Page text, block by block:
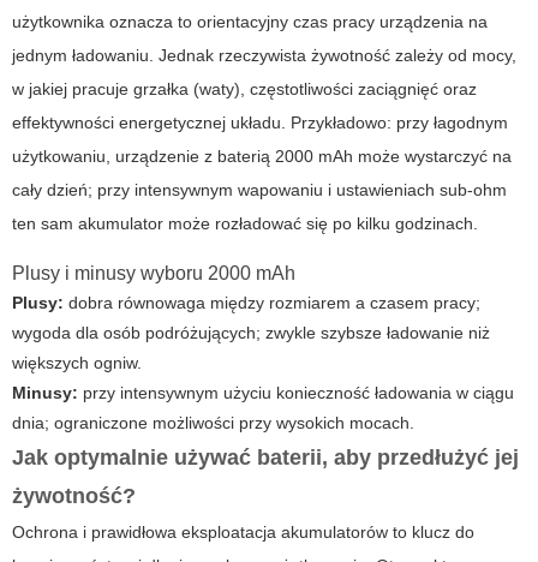
użytkownika oznacza to orientacyjny czas pracy urządzenia na
jednym ładowaniu. Jednak rzeczywista żywotność zależy od mocy,
w jakiej pracuje grzałka (waty), częstotliwości zaciągnięć oraz
effektywności energetycznej układu. Przykładowo: przy łagodnym
użytkowaniu, urządzenie z baterią 2000 mAh może wystarczyć na
cały dzień; przy intensywnym wapowaniu i ustawieniach sub-ohm
ten sam akumulator może rozładować się po kilku godzinach.
Plusy i minusy wyboru 2000 mAh
Plusy: dobra równowaga między rozmiarem a czasem pracy;
wygoda dla osób podróżujących; zwykle szybsze ładowanie niż
większych ogniw.
Minusy: przy intensywnym użyciu konieczność ładowania w ciągu
dnia; ograniczone możliwości przy wysokich mocach.
Jak optymalnie używać baterii, aby przedłużyć jej
żywotność?
Ochrona i prawidłowa eksploatacja akumulatorów to klucz do